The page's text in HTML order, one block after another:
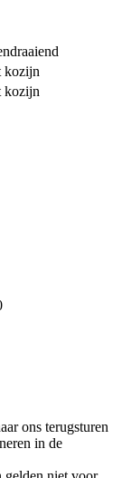
kozijn
kozijn
ons terugsturen
in de